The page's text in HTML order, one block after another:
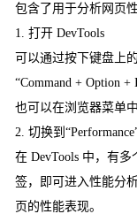
包含了用于分析网页
1. 打开 DevTools
可以通过按下键盘上
“Command + Option +
也可以在浏览器菜单
2. 切换到
在 DevTools 中，有多
签，即可进入性能分
页的性能表现。